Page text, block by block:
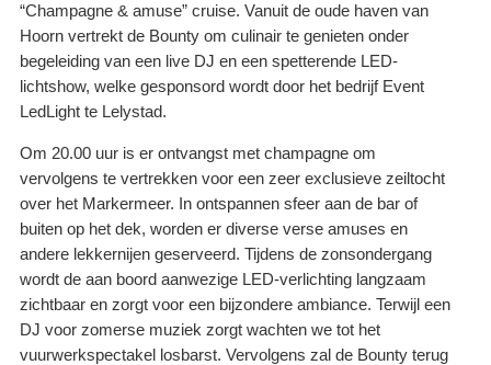
“Champagne & amuse” cruise. Vanuit de oude haven van
Hoorn vertrekt de Bounty om culinair te genieten onder
begeleiding van een live DJ en een spetterende LED-
lichtshow, welke gesponsord wordt door het bedrijf Event
LedLight te Lelystad.
Om 20.00 uur is er ontvangst met champagne om
vervolgens te vertrekken voor een zeer exclusieve zeiltocht
over het Markermeer. In ontspannen sfeer aan de bar of
buiten op het dek, worden er diverse verse amuses en
andere lekkernijen geserveerd. Tijdens de zonsondergang
wordt de aan boord aanwezige LED-verlichting langzaam
zichtbaar en zorgt voor een bijzondere ambiance. Terwijl een
DJ voor zomerse muziek zorgt wachten we tot het
vuurwerkspectakel losbarst. Vervolgens zal de Bounty terug